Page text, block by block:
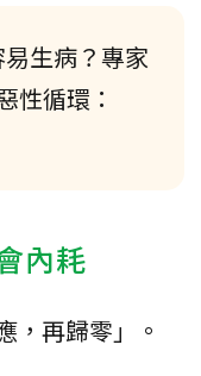
生病？專家
性循環：
內耗
，再歸零」。